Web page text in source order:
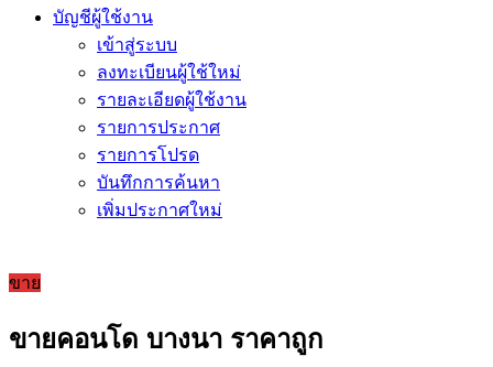
บัญชีผู้ใช้งาน
เข้าสู่ระบบ
ลงทะเบียนผู้ใช้ใหม่
รายละเอียดผู้ใช้งาน
รายการประกาศ
รายการโปรด
บันทึกการค้นหา
เพิ่มประกาศใหม่
ขาย
ขายคอนโด บางนา ราคาถูก